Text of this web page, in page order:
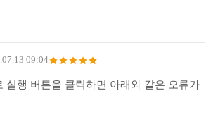
09:04
실행 버튼을 클릭하면 아래와 같은 오류가